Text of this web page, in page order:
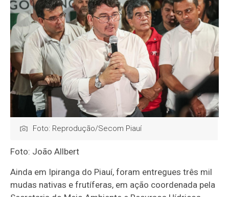
Foto: Reprodução/Secom Piauí
Foto: João Allbert
Ainda em Ipiranga do Piauí, foram entregues três mil
mudas nativas e frutíferas, em ação coordenada pela